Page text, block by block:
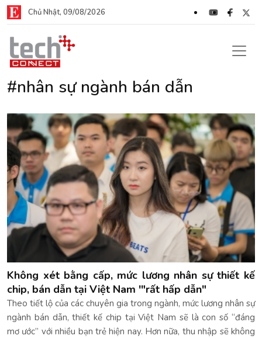
Chủ Nhật, 09/08/2026
#nhân sự ngành bán dẫn
Không xét bằng cấp, mức lương nhân sự thiết kế
chip, bán dẫn tại Việt Nam '"rất hấp dẫn"
Theo tiết lộ của các chuyên gia trong ngành, mức lương nhân sự
ngành bán dẫn, thiết kế chip tại Việt Nam sẽ là con số “đáng
mơ ước” với nhiều bạn trẻ hiện nay. Hơn nữa, thu nhập sẽ không